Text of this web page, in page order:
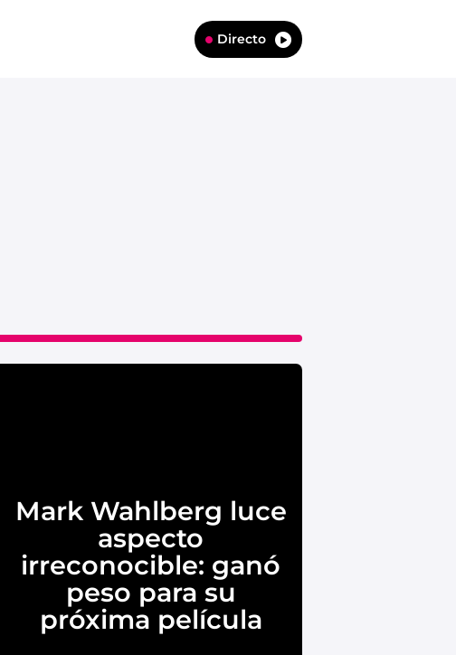
Directo
Mark Wahlberg luce
aspecto
irreconocible: ganó
peso para su
próxima película